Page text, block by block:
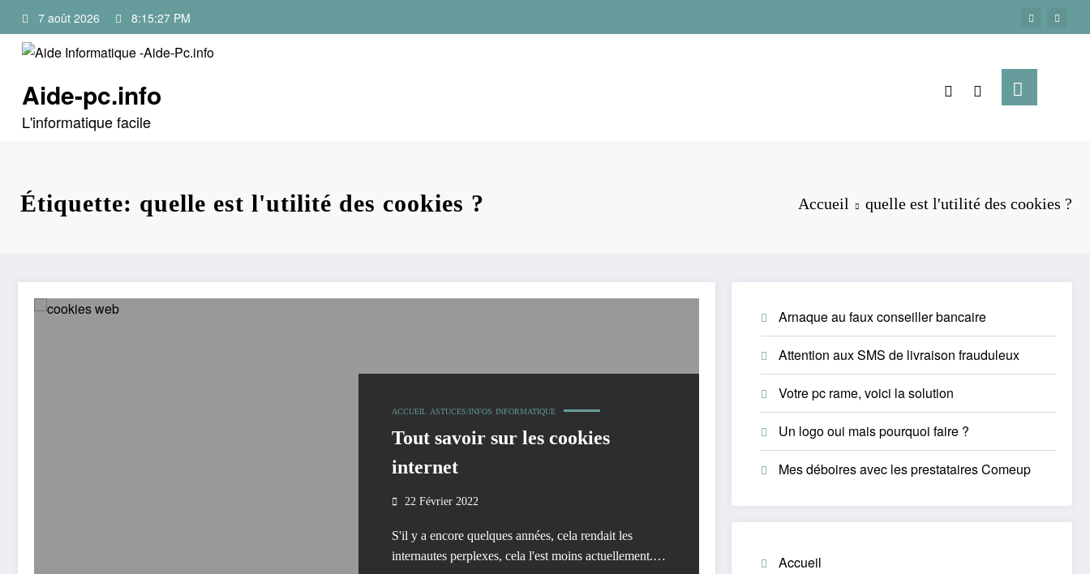
au
contenu
7 août 2026 8:15:28 PM
Aide-pc.info
L'informatique facile
Étiquette: quelle est l'utilité des cookies ? Accueil quelle est l'utilité des cookies ?
ACCUEIL ASTUCES/INFOS INFORMATIQUE
Tout savoir sur les cookies
internet
22 Février 2022
S'il y a encore quelques années, cela rendait les
internautes perplexes, cela l'est moins actuellement.…
Arnaque au faux conseiller bancaire
Attention aux SMS de livraison frauduleux
Votre pc rame, voici la solution
Un logo oui mais pourquoi faire ?
Mes déboires avec les prestataires Comeup
Accueil